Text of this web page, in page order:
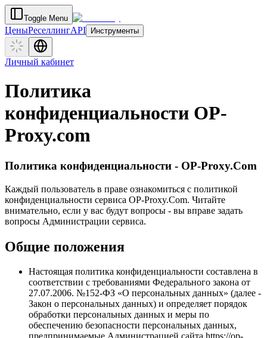
Toggle Menu
ЦеныРеселлингAPI Инструменты
Личный кабинет
Политика
конфиденциальности OP-
Proxy.com
Политика конфиденциальности - OP-Proxy.Com
Каждый пользователь в праве ознакомиться с политикой
конфиденциальности сервиса OP-Proxy.Com. Читайте
внимательно, если у вас будут вопросы - вы вправе задать
вопросы Администрации сервиса.
Общие положения
Настоящая политика конфиденциальности составлена в
соответствии с требованиями Федерального закона от
27.07.2006. №152-ФЗ «О персональных данных» (далее -
Закон о персональных данных) и определяет порядок
обработки персональных данных и меры по
обеспечению безопасности персональных данных,